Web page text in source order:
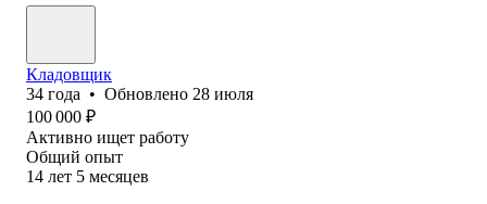
Кладовщик
34 года • Обновлено 28 июля
100 000 ₽
Активно ищет работу
Общий опыт
14 лет 5 месяцев